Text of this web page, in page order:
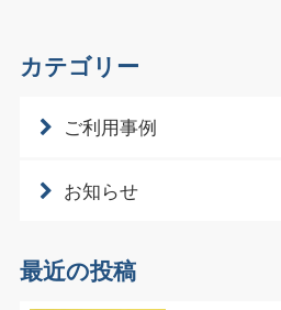
カテゴリー
ご利用事例
お知らせ
最近の投稿